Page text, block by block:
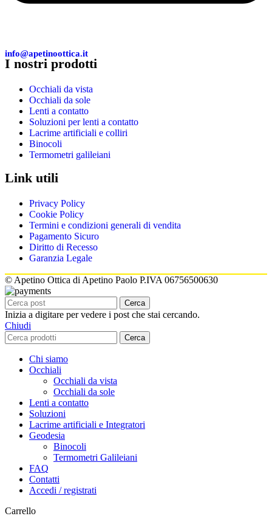
info@apetinoottica.it
I nostri prodotti
Occhiali da vista
Occhiali da sole
Lenti a contatto
Soluzioni per lenti a contatto
Lacrime artificiali e colliri
Binocoli
Termometri galileiani
Link utili
Privacy Policy
Cookie Policy
Termini e condizioni generali di vendita
Pagamento Sicuro
Diritto di Recesso
Garanzia Legale
© Apetino Ottica di Apetino Paolo P.IVA 06756500630
Cerca
Inizia a digitare per vedere i post che stai cercando.
Chiudi
Cerca
Chi siamo
Occhiali
Occhiali da vista
Occhiali da sole
Lenti a contatto
Soluzioni
Lacrime artificiali e Integratori
Geodesia
Binocoli
Termometri Galileiani
FAQ
Contatti
Accedi / registrati
Carrello